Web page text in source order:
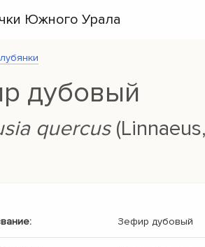
Южного Урала
дубовый
quercus
Зефир дубовый